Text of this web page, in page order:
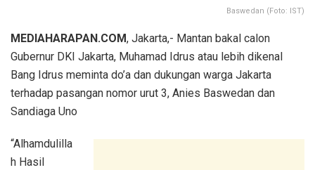
Baswedan (Foto: IST)
MEDIAHARAPAN.COM, Jakarta,- Mantan bakal calon
Gubernur DKI Jakarta, Muhamad Idrus atau lebih dikenal
Bang Idrus meminta do’a dan dukungan warga Jakarta
terhadap pasangan nomor urut 3, Anies Baswedan dan
Sandiaga Uno
“Alhamdulilla
h Hasil